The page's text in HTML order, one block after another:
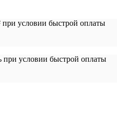
при условии быстрой оплаты
при условии быстрой оплаты